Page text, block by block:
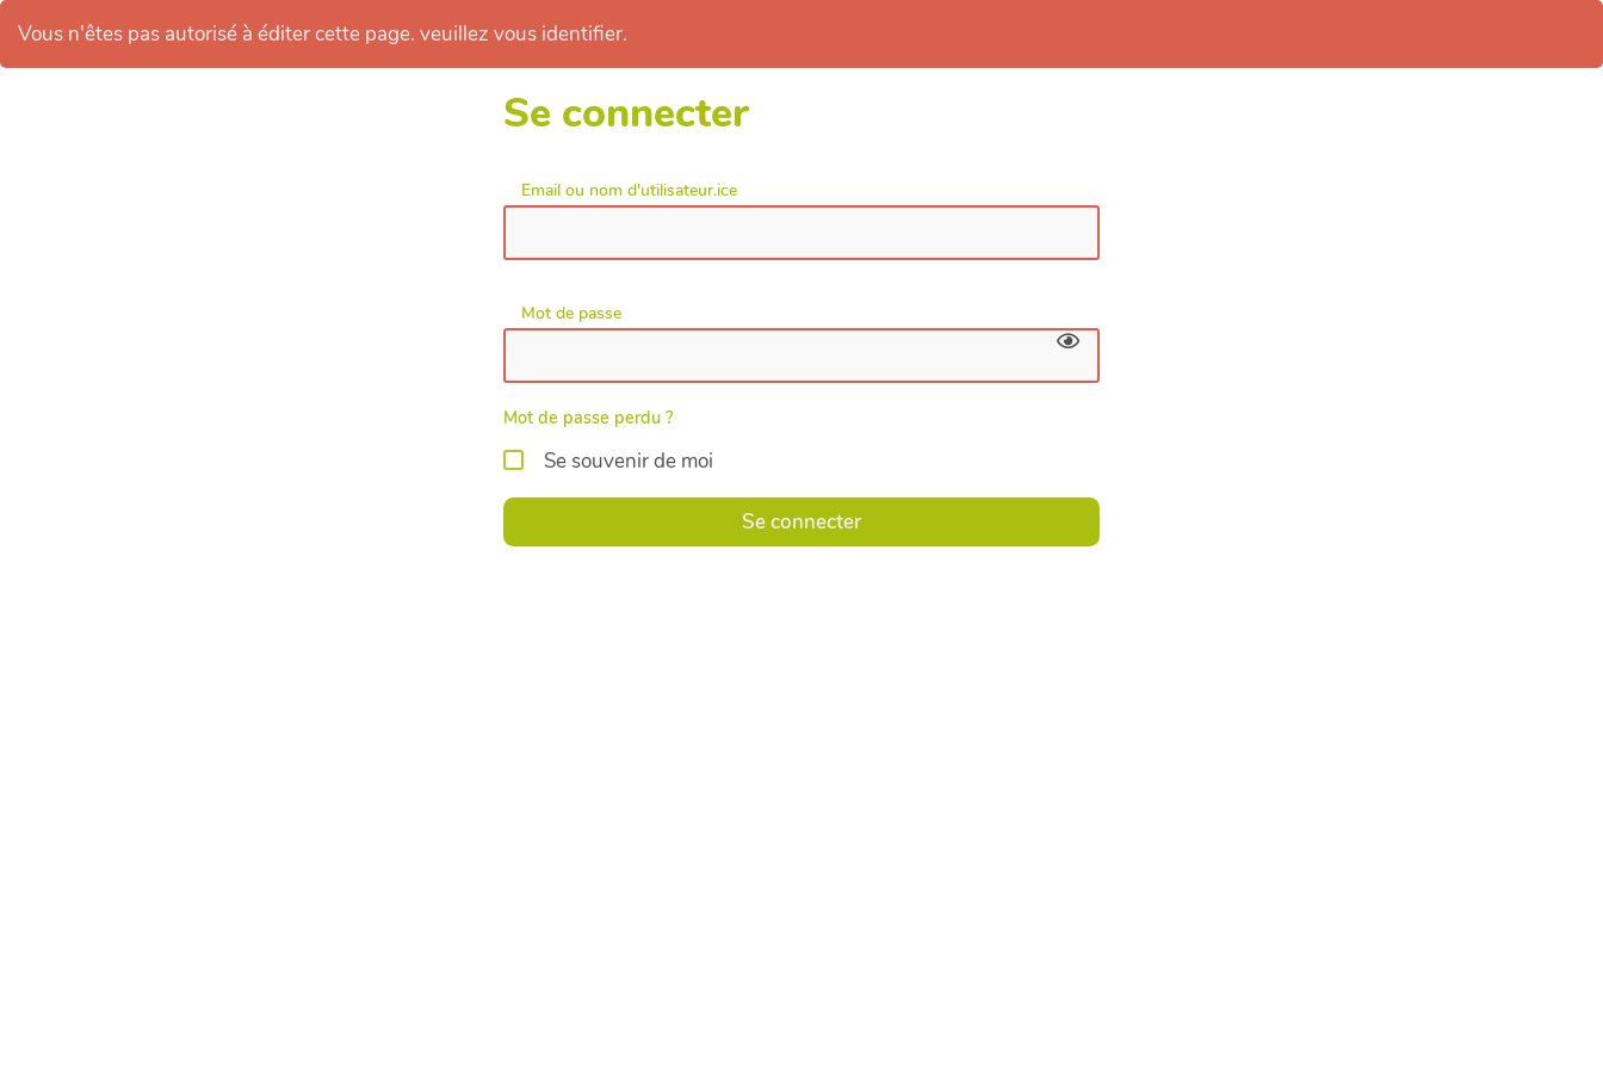
Vous n'êtes pas autorisé à éditer cette page. veuillez vous identifier.
Se connecter
Email ou nom d'utilisateur.ice
Mot de passe
Mot de passe perdu ?
Se souvenir de moi
Se connecter